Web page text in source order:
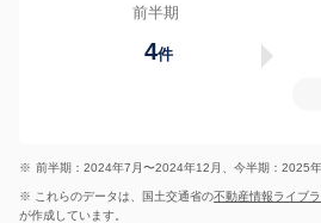
前半期
4件
※ 前半期：2024年7月〜2024年12月、今半期：2025
※ これらのデータは、国土交通省の不動産情報ライブラ
が作成しています。